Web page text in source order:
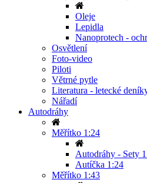
Oleje
Lepidla
Nanoprotech -
Osvětlení
Foto-video
Piloti
Větrné pytle
Literatura - letecké
Nářadí
Autodráhy
Měřítko 1:24
Autodráhy - Sety
Autíčka 1:24
Měřítko 1:43